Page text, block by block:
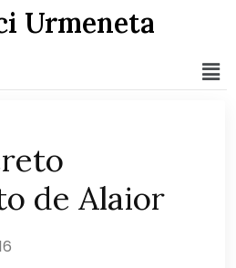
Urmeneta
de Alaior